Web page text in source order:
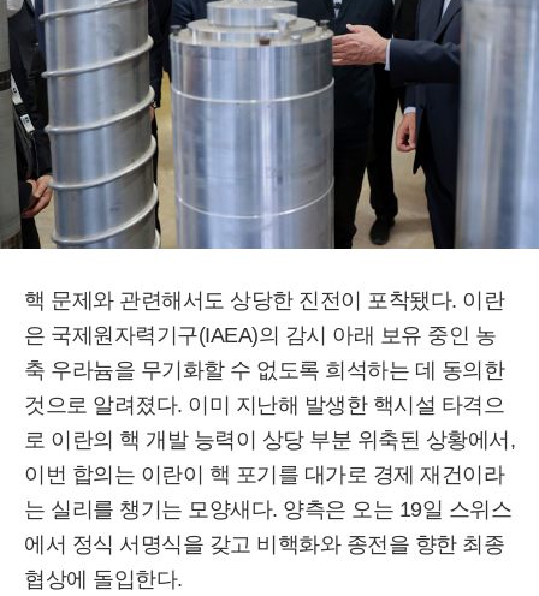
핵 문제와 관련해서도 상당한 진전이 포착됐다. 이란
은 국제원자력기구(IAEA)의 감시 아래 보유 중인 농
축 우라늄을 무기화할 수 없도록 희석하는 데 동의한
것으로 알려졌다. 이미 지난해 발생한 핵시설 타격으
로 이란의 핵 개발 능력이 상당 부분 위축된 상황에서,
이번 합의는 이란이 핵 포기를 대가로 경제 재건이라
는 실리를 챙기는 모양새다. 양측은 오는 19일 스위스
에서 정식 서명식을 갖고 비핵화와 종전을 향한 최종
협상에 돌입한다.